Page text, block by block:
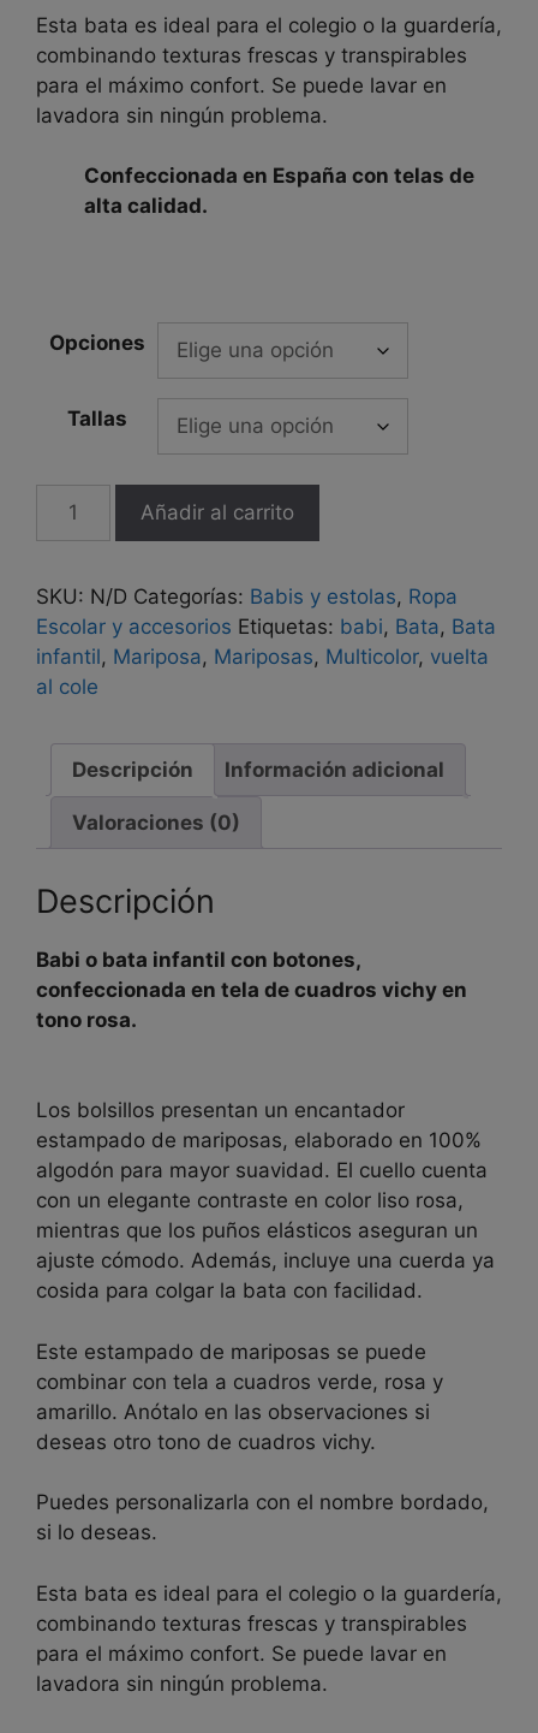
Esta bata es ideal para el colegio o la guardería,
combinando texturas frescas y transpirables
para el máximo confort. Se puede lavar en
lavadora sin ningún problema.
Confeccionada en España con telas de
alta calidad.
Opciones
Tallas
Babi
cantidad
Añadir al carrito
SKU: N/D Categorías: Babis y estolas, Ropa
Escolar y accesorios Etiquetas: babi, Bata, Bata
infantil, Mariposa, Mariposas, Multicolor, vuelta
al cole
Descripción Información adicional
Valoraciones (0)
Descripción
Babi o bata infantil con botones,
confeccionada en tela de cuadros vichy en
tono rosa.
Los bolsillos presentan un encantador
estampado de mariposas, elaborado en 100%
algodón para mayor suavidad. El cuello cuenta
con un elegante contraste en color liso rosa,
mientras que los puños elásticos aseguran un
ajuste cómodo. Además, incluye una cuerda ya
cosida para colgar la bata con facilidad.
Este estampado de mariposas se puede
combinar con tela a cuadros verde, rosa y
amarillo. Anótalo en las observaciones si
deseas otro tono de cuadros vichy.
Puedes personalizarla con el nombre bordado,
si lo deseas.
Esta bata es ideal para el colegio o la guardería,
combinando texturas frescas y transpirables
para el máximo confort. Se puede lavar en
lavadora sin ningún problema.